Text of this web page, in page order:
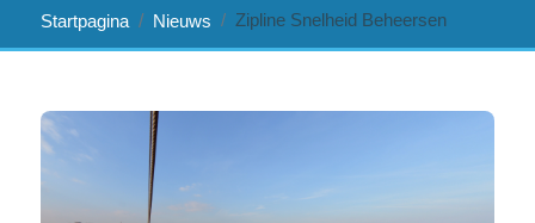
Startpagina Nieuws Zipline Snelheid Beheersen